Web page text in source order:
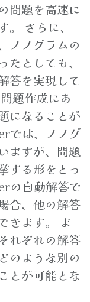
問題を高速に
さらに、
ノノグラムの
としても、
答を実現して
題作成にあ
になることが
では、ノノグ
ますが、問題
する形をとっ
の自動解答で
合、他の解答
きます。 ま
れぞれの解答
のような別の
とが可能とな